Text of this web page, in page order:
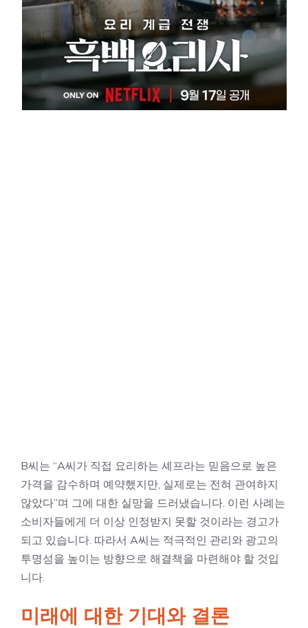
B씨는 “A씨가 직접 요리하는 셰프라는 믿음으로 높은
가격을 감수하며 예약했지만, 실제로는 전혀 관여하지
않았다”며 그에 대한 실망을 드러냈습니다. 이런 사례는
소비자들에게 더 이상 인정받지 못할 것이라는 경고가
되고 있습니다. 따라서 A씨는 적극적인 관리와 광고의
투명성을 높이는 방향으로 해결책을 마련해야 할 것입
니다.
미래에 대한 기대와 결론